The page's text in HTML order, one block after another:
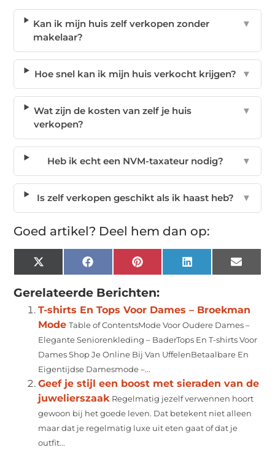
Kan ik mijn huis zelf verkopen zonder
makelaar?
▼
Hoe snel kan ik mijn huis verkocht krijgen? ▼
Wat zijn de kosten van zelf je huis
verkopen?
▼
Heb ik echt een NVM-taxateur nodig? ▼
Is zelf verkopen geschikt als ik haast heb? ▼
Goed artikel? Deel hem dan op:
X
(Twitter)
Facebook Pinterest LinkedIn Email
Gerelateerde Berichten:
T-shirts En Tops Voor Dames – Broekman
Mode Table of ContentsMode Voor Oudere Dames –
Elegante Seniorenkleding – BaderTops En T-shirts Voor
Dames Shop Je Online Bij Van UffelenBetaalbare En
Eigentijdse Damesmode –...
Geef je stijl een boost met sieraden van de
juwelierszaak Regelmatig jezelf verwennen hoort
gewoon bij het goede leven. Dat betekent niet alleen
maar dat je regelmatig luxe uit eten gaat of dat je
outfit...